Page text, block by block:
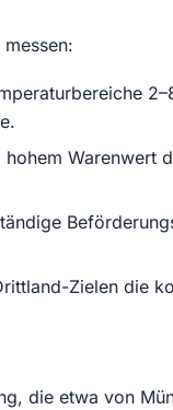
Warenwert
Zielen die
die etwa von